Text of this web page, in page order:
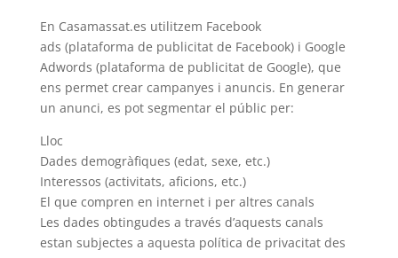
En Casamassat.es utilitzem Facebook
ads (plataforma de publicitat de Facebook) i Google
Adwords (plataforma de publicitat de Google), que
ens permet crear campanyes i anuncis. En generar
un anunci, es pot segmentar el públic per:
Lloc
Dades demogràfiques (edat, sexe, etc.)
Interessos (activitats, aficions, etc.)
El que compren en internet i per altres canals
Les dades obtingudes a través d’aquests canals
estan subjectes a aquesta política de privacitat des